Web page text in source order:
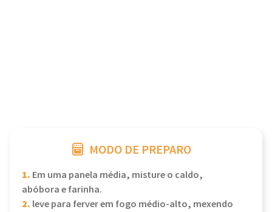
MODO DE PREPARO
1. Em uma panela média, misture o caldo,
abóbora e farinha.
2. leve para ferver em fogo médio-alto, mexendo